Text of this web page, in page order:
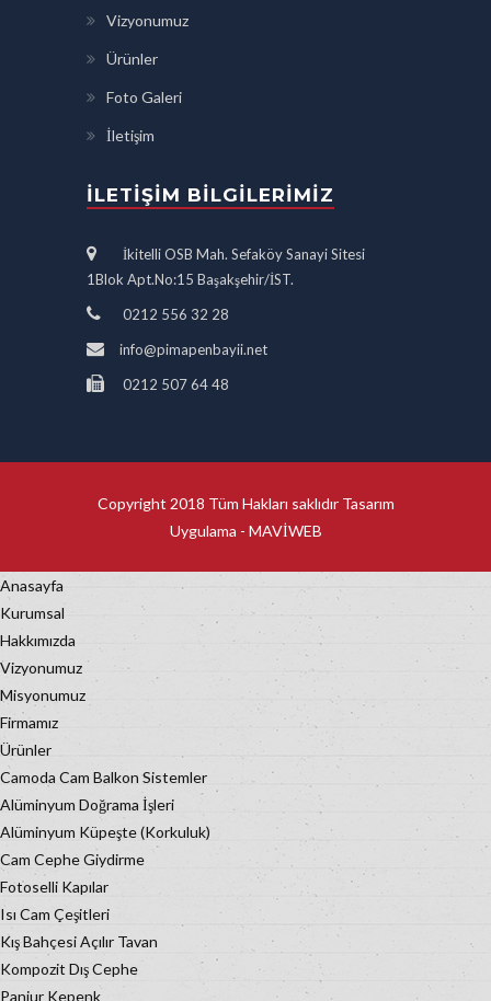
Vizyonumuz
Ürünler
Foto Galeri
İletişim
İLETIŞIM BILGILERIMIZ
İkitelli OSB Mah. Sefaköy Sanayi Sitesi
1Blok Apt.No:15 Başakşehir/İST.
0212 556 32 28
info@pimapenbayii.net
0212 507 64 48
Copyright 2018 Tüm Hakları saklıdır Tasarım
Uygulama - MAVİWEB
Anasayfa
Kurumsal
Hakkımızda
Vizyonumuz
Misyonumuz
Firmamız
Ürünler
Camoda Cam Balkon Sistemler
Alüminyum Doğrama İşleri
Alüminyum Küpeşte (Korkuluk)
Cam Cephe Giydirme
Fotoselli Kapılar
Isı Cam Çeşitleri
Kış Bahçesi Açılır Tavan
Kompozit Dış Cephe
Panjur Kepenk